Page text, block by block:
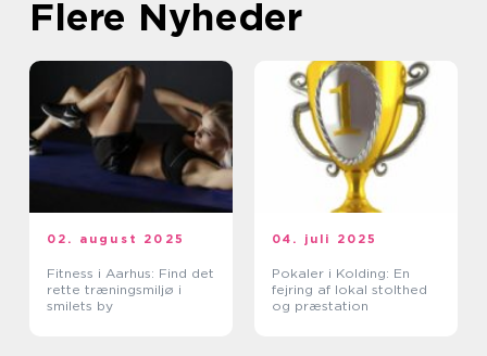
Flere Nyheder
02. august 2025
Fitness i Aarhus: Find det
rette træningsmiljø i
smilets by
04. juli 2025
Pokaler i Kolding: En
fejring af lokal stolthed
og præstation